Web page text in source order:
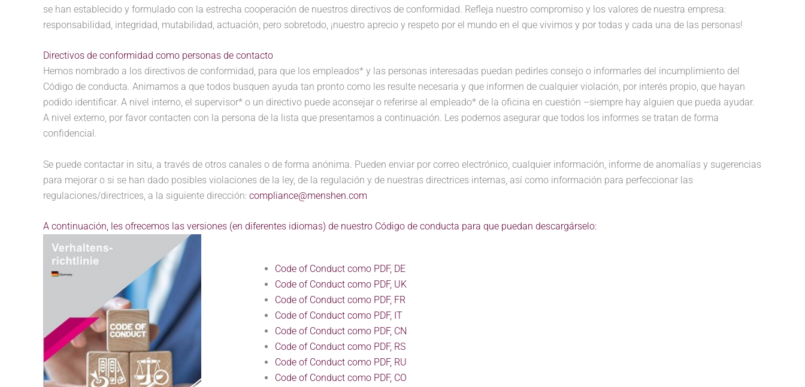
se han establecido y formulado con la estrecha cooperación de nuestros directivos de conformidad. Refleja nuestro compromiso y los valores de nuestra empresa:
responsabilidad, integridad, mutabilidad, actuación, pero sobretodo, ¡nuestro aprecio y respeto por el mundo en el que vivimos y por todas y cada una de las personas!
Directivos de conformidad como personas de contacto
Hemos nombrado a los directivos de conformidad, para que los empleados* y las personas interesadas puedan pedirles consejo o informarles del incumplimiento del
Código de conducta. Animamos a que todos busquen ayuda tan pronto como les resulte necesaria y que informen de cualquier violación, por interés propio, que hayan
podido identificar. A nivel interno, el supervisor* o un directivo puede aconsejar o referirse al empleado* de la oficina en cuestión –siempre hay alguien que pueda ayudar.
A nivel externo, por favor contacten con la persona de la lista que presentamos a continuación. Les podemos asegurar que todos los informes se tratan de forma
confidencial.
Se puede contactar in situ, a través de otros canales o de forma anónima. Pueden enviar por correo electrónico, cualquier información, informe de anomalías y sugerencias
para mejorar o si se han dado posibles violaciones de la ley, de la regulación y de nuestras directrices internas, así como información para perfeccionar las
regulaciones/directrices, a la siguiente dirección: compliance@menshen.com
A continuación, les ofrecemos las versiones (en diferentes idiomas) de nuestro Código de conducta para que puedan descargárselo:
Code of Conduct como PDF, DE
Code of Conduct como PDF, UK
Code of Conduct como PDF, FR
Code of Conduct como PDF, IT
Code of Conduct como PDF, CN
Code of Conduct como PDF, RS
Code of Conduct como PDF, RU
Code of Conduct como PDF, CO